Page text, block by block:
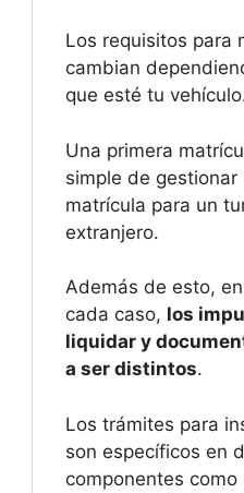
Los requisitos para
cambian
que esté tu
Una primera
simple de gestionar
matrícula para un
extranjero.
Además de esto,
cada caso, los
liquidar y
a ser distintos.
Los trámites para
son específicos en
componentes